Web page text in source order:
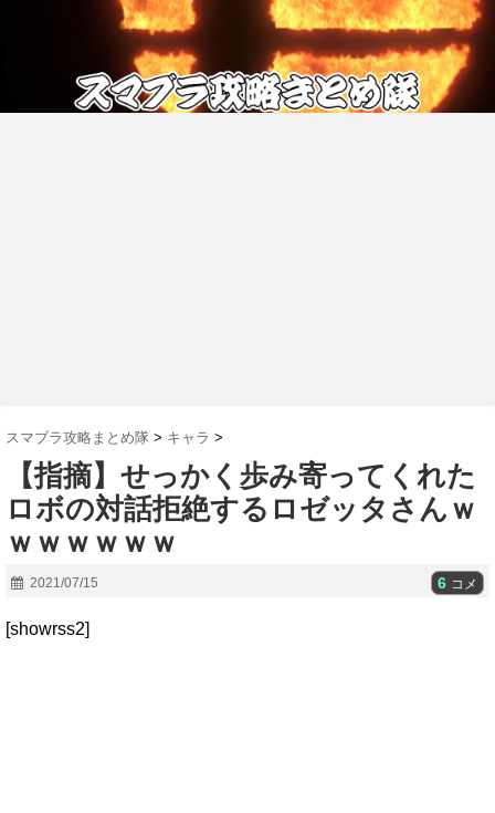
スマブラ攻略まとめ隊 > キャラ >
【指摘】せっかく歩み寄ってくれた
ロボの対話拒絶するロゼッタさんｗ
ｗｗｗｗｗｗ
2021/07/15 6 コメ
[showrss2]